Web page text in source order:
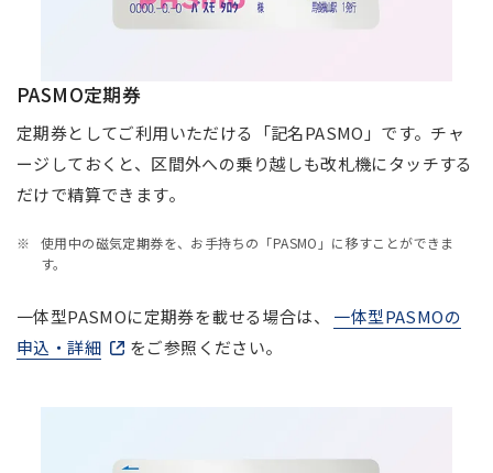
PASMO定期券
定期券としてご利用いただける「記名PASMO」です。チャ
ージしておくと、区間外への乗り越しも改札機にタッチする
だけで精算できます。
使用中の磁気定期券を、お手持ちの「PASMO」に移すことができま
す。
一体型PASMOに定期券を載せる場合は、 一体型PASMOの
申込・詳細 新しいウィンドウで開きます
をご参照ください。